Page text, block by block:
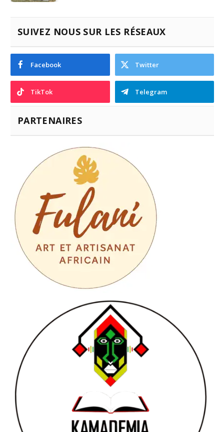
SUIVEZ NOUS SUR LES RÉSEAUX
Facebook Twitter
TikTok Telegram
PARTENAIRES